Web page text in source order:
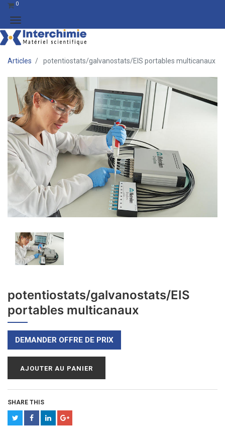
0
Articles potentiostats/galvanostats/EIS portables multicanaux
potentiostats/galvanostats/EIS
portables multicanaux
DEMANDER OFFRE DE PRIX
AJOUTER AU PANIER
SHARE THIS